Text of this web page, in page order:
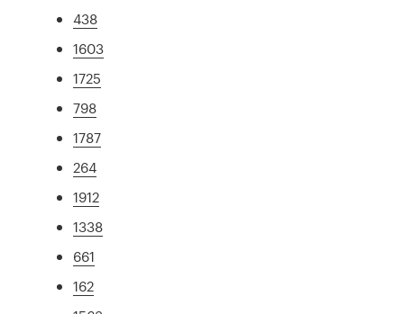
438
1603
1725
798
1787
264
1912
1338
661
162